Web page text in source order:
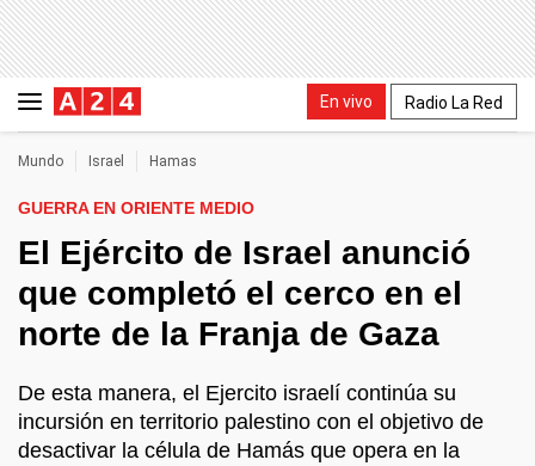
En vivo Radio La Red
Mundo Israel Hamas
GUERRA EN ORIENTE MEDIO
El Ejército de Israel anunció
que completó el cerco en el
norte de la Franja de Gaza
De esta manera, el Ejercito israelí continúa su
incursión en territorio palestino con el objetivo de
desactivar la célula de Hamás que opera en la